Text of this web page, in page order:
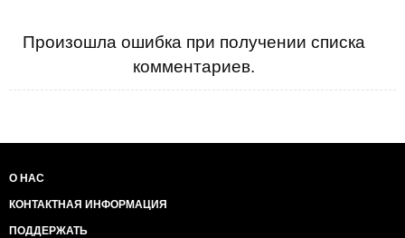
Произошла ошибка при получении списка
комментариев.
О НАС
КОНТАКТНАЯ ИНФОРМАЦИЯ
ПОДДЕРЖАТЬ